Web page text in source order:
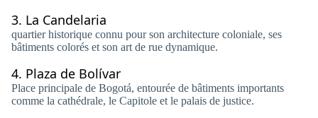
3. La Candelaria
quartier historique connu pour son architecture coloniale, ses
bâtiments colorés et son art de rue dynamique.
4. Plaza de Bolívar
Place principale de Bogotá, entourée de bâtiments importants
comme la cathédrale, le Capitole et le palais de justice.